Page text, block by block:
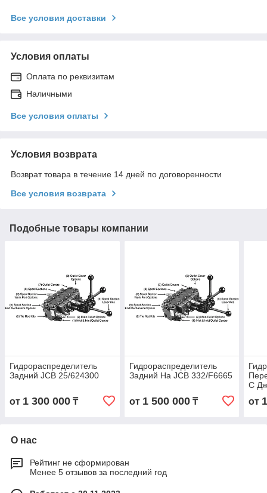
Все условия доставки
Условия оплаты
Оплата по реквизитам
Наличными
Все условия оплаты
Условия возврата
Возврат товара в течение 14 дней по договоренности
Все условия возврата
Подобные товары компании
Гидрораспределитель
Задний JCB 25/624300
от 1 300 000 ₸
Гидрораспределитель
Задний На JCB 332/F6665
от 1 500 000₸
С
от
О нас
Рейтинг не сформирован
Менее 5 отзывов за последний год